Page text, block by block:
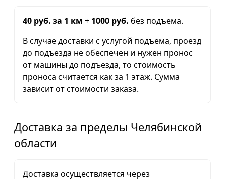
40 руб. за 1 км + 1000 руб. без подъема.
В случае доставки с услугой подъема, проезд
до подъезда не обеспечен и нужен пронос
от машины до подъезда, то стоимость
проноса считается как за 1 этаж. Сумма
зависит от стоимости заказа.
Доставка за пределы Челябинской
области
Доставка осуществляется через